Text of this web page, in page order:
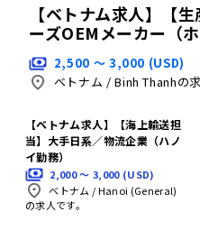
【ベトナム求人】【
ーズOEMメーカー（
2,500 〜 3,000 (USD)
ベトナム /Binh Thanhの求
【ベトナム求人】【海上輸送担
当】大手日系／物流企業（ハノ
イ勤務）
2,000 〜 3,000 (USD)
ベトナム /Hanoi (General)
の求人です。